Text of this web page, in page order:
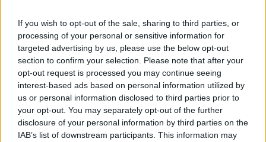
If you wish to opt-out of the sale, sharing to third parties, or
processing of your personal or sensitive information for
targeted advertising by us, please use the below opt-out
section to confirm your selection. Please note that after your
opt-out request is processed you may continue seeing
interest-based ads based on personal information utilized by
us or personal information disclosed to third parties prior to
your opt-out. You may separately opt-out of the further
disclosure of your personal information by third parties on the
IAB’s list of downstream participants. This information may
345 356 7512
Notizie in tempo reale?
Entra nel canale telegram di
GalluraOggi.it